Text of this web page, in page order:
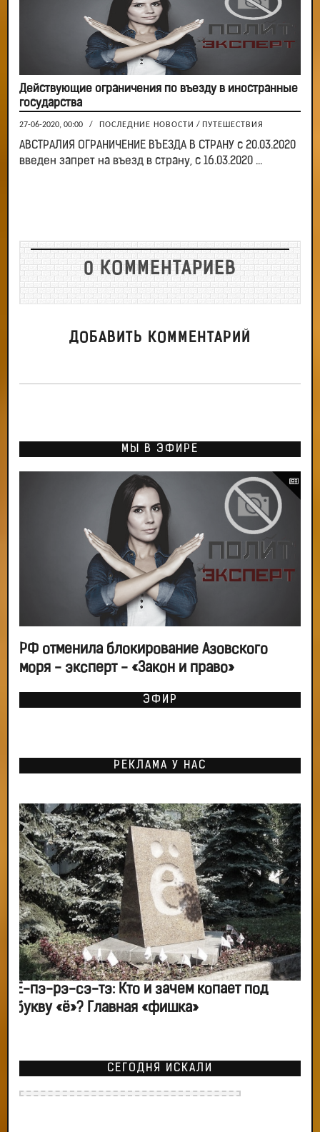
Действующие ограничения по въезду в иностранные
государства
27-06-2020, 00:00 / ПОСЛЕДНИЕ НОВОСТИ / ПУТЕШЕСТВИЯ
АВСТРАЛИЯ ОГРАНИЧЕНИЕ ВЪЕЗДА В СТРАНУ с 20.03.2020
введен запрет на въезд в страну, с 16.03.2020 ...
0 КОММЕНТАРИЕВ
ДОБАВИТЬ КОММЕНТАРИЙ
МЫ В ЭФИРЕ
РФ отменила блокирование Азовского
моря - эксперт - «Закон и право»
ЭФИР
РЕКЛАМА У НАС
Ё-пэ-рэ-сэ-тэ: Кто и зачем копает под
букву «ё»? Главная «фишка»
СЕГОДНЯ ИСКАЛИ